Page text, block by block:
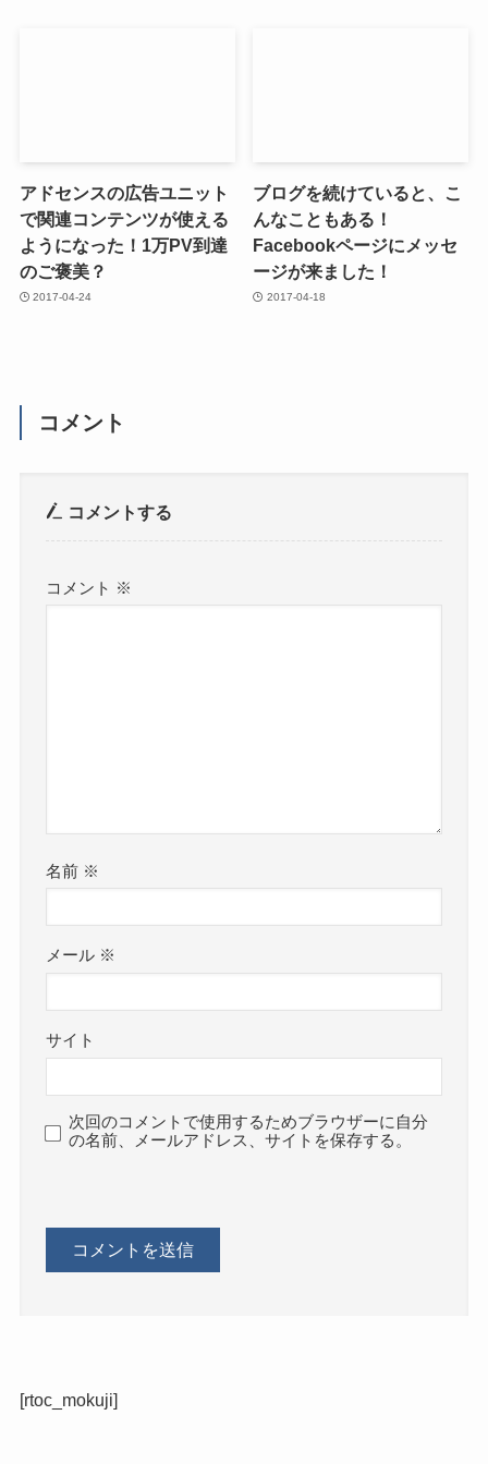
アドセンスの広告ユニット
で関連コンテンツが使える
ようになった！1万PV到達
のご褒美？
2017-04-24
ブログを続けていると、こ
んなこともある！
Facebookページにメッセ
ージが来ました！
2017-04-18
コメント
コメントする
コメント ※
名前 ※
メール ※
サイト
次回のコメントで使用するためブラウザーに自分
の名前、メールアドレス、サイトを保存する。
[rtoc_mokuji]